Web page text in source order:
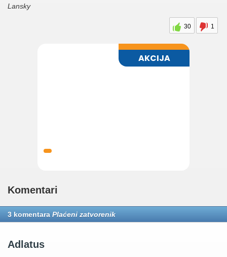
Lansky
30 1
Komentari
3 komentara Plaćeni zatvorenik
Adlatus